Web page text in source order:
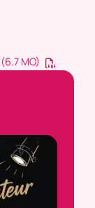
(6.7 MO)